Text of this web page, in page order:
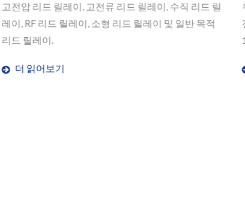
우리의 솔리드 스테이트 릴레이 제품 라인은 주로 고
전류 부하에 중점을 두고 다양한 사양을 포함합니다.
16암페어까지 부하 전류를 유지하면서...
더 읽어보기